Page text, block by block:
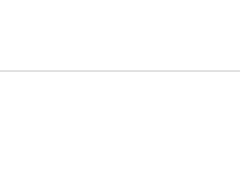
für Jugendliche, die